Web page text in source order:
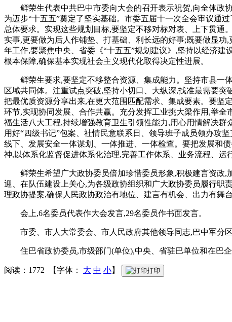
鲜荣生代表中共巴中市委向大会的召开表示祝贺,向全体政
为迈步“十五五”奠定了坚实基础。市委五届十一次全会审议通
总体要求。实现这些规划目标,要坚定不移对标对表、上下贯通
实事,更要做为后人作铺垫、打基础、利长远的好事;既要做显
年工作,要聚焦中央、省委《“十五五”规划建议》,坚持以经济
根本保障,确保基本实现社会主义现代化取得决定性进展。
鲜荣生要求,要坚定不移整合资源、集成能力。坚持市县一
区域共同体。注重试点突破,坚持小切口、大纵深,找准最需要
把最优质资源分享出来,在更大范围匹配需求、集成要素。要坚
环节,实现协同发展、合作共赢。充分发挥工业挑大梁作用,举
福生活八大工程,持续增强教育卫生引领性能力,用心用情解决
用好“四级书记”包案、社情民意联系日、领导班子成员领办攻
线下、发展安全一体谋划、一体推进、一体检查。要把发展和
神,以体系化监督促进体系化治理,完善工作体系、业务流程、运
鲜荣生希望广大政协委员倍加珍惜委员形象,积极建言资政
迎、在队伍建设上关心,为各级政协组织和广大政协委员履行职
理政协提案,确保人民政协政治有地位、建言有机会、出力有舞台
会上,6名委员代表作大会发言,29名委员作书面发言。
市委、市人大常委会、市人民政府其他领导同志,巴中军分
住巴省政协委员,市级部门(单位),中央、省驻巴单位和在巴
阅读：1772 【字体： 大 中 小】 打印